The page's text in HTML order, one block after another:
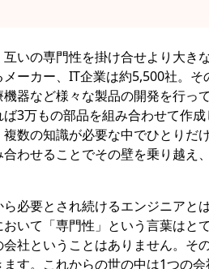
いの専門性を掛け合せより大き
ーカー、IT企業は約5,500社。
器など様々な製品の開発を行
3万もの部品を組み合わせて作
数の知識が必要な中でひとり
わせることでその壁を乗り越え
ら必要とされ続けるエンジニアと
いて「専門性」という言葉は
社ということはありません。そ
す。これからの世の中は1つの